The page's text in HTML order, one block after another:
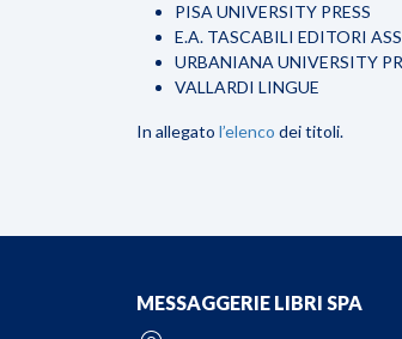
PISA UNIVERSITY PRESS
E.A. TASCABILI EDITORI
URBANIANA UNIVERSITY
VALLARDI LINGUE
In allegato l’elenco dei titoli.
MESSAGGERIE LIBRI SPA